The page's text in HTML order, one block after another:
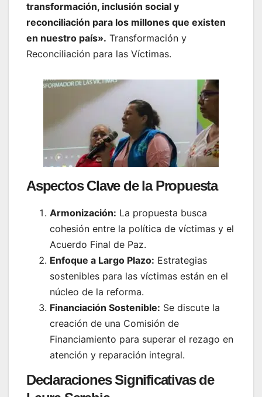
transformación, inclusión social y
reconciliación para los millones que existen
en nuestro país». Transformación y
Reconciliación para las Víctimas.
Aspectos Clave de la Propuesta
Armonización: La propuesta busca
cohesión entre la política de víctimas y el
Acuerdo Final de Paz.
Enfoque a Largo Plazo: Estrategias
sostenibles para las víctimas están en el
núcleo de la reforma.
Financiación Sostenible: Se discute la
creación de una Comisión de
Financiamiento para superar el rezago en
atención y reparación integral.
Declaraciones Significativas de